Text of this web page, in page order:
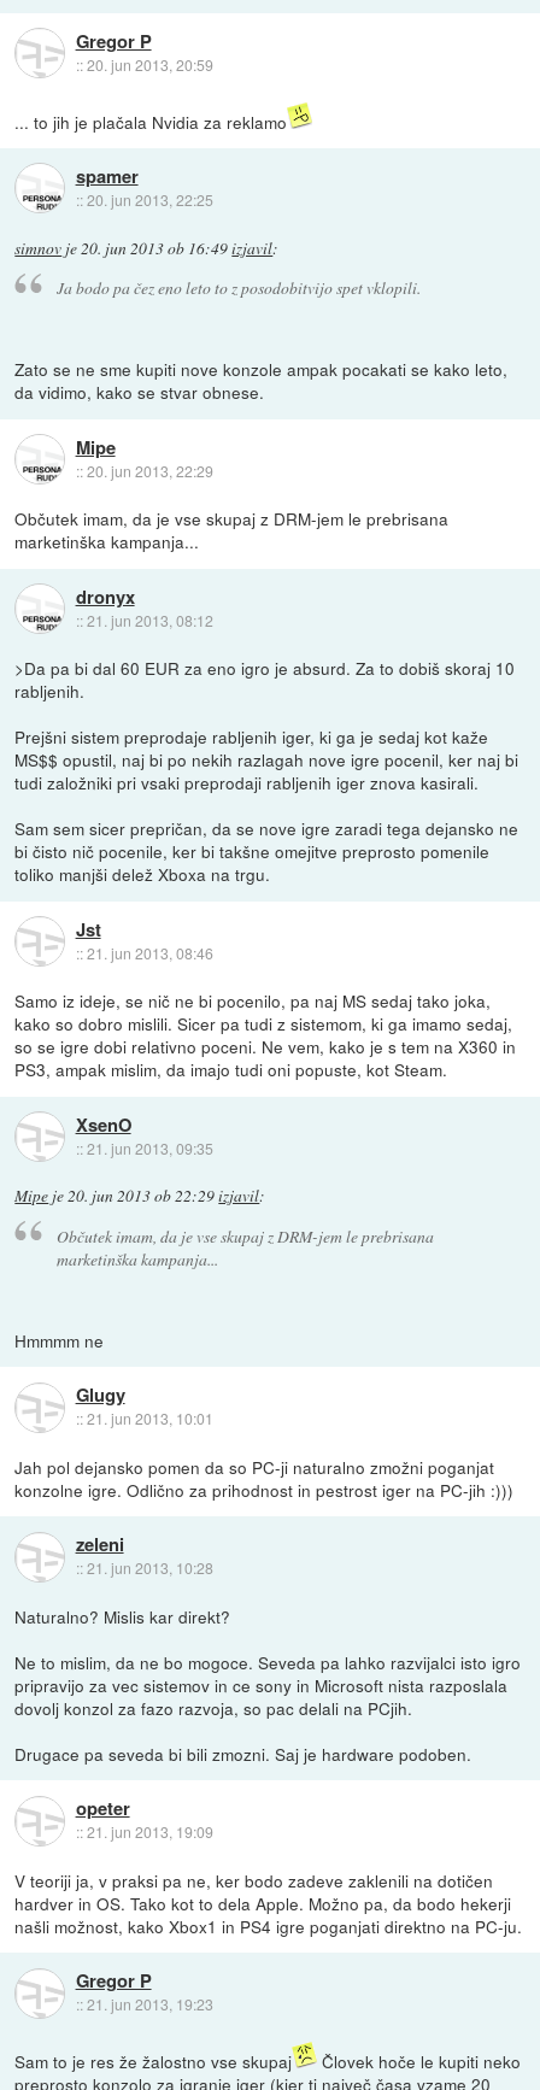
Gregor P
::20. jun 2013, 20:59
... to jih je plačala Nvidia za reklamo
spamer
::20. jun 2013, 22:25
simnov je20. jun 2013 ob 16:49izjavil:
Ja bodo pa čez eno leto to z posodobitvijo spet vklopili.
Zato se ne sme kupiti nove konzole ampak pocakati se kako leto,
da vidimo, kako se stvar obnese.
Mipe
::20. jun 2013, 22:29
Občutek imam, da je vse skupaj z DRM-jem le prebrisana
marketinška kampanja...
dronyx
::21. jun 2013, 08:12
>Da pa bi dal 60 EUR za eno igro je absurd. Za to dobiš skoraj 10
rabljenih.
Prejšni sistem preprodaje rabljenih iger, ki ga je sedaj kot kaže
MS$$ opustil, naj bi po nekih razlagah nove igre pocenil, ker naj bi
tudi založniki pri vsaki preprodaji rabljenih iger znova kasirali.
Sam sem sicer prepričan, da se nove igre zaradi tega dejansko ne
bi čisto nič pocenile, ker bi takšne omejitve preprosto pomenile
toliko manjši delež Xboxa na trgu.
Jst
::21. jun 2013, 08:46
Samo iz ideje, se nič ne bi pocenilo, pa naj MS sedaj tako joka,
kako so dobro mislili. Sicer pa tudi z sistemom, ki ga imamo sedaj,
so se igre dobi relativno poceni. Ne vem, kako je s tem na X360 in
PS3, ampak mislim, da imajo tudi oni popuste, kot Steam.
XsenO
::21. jun 2013, 09:35
Mipe je20. jun 2013 ob 22:29izjavil:
Občutek imam, da je vse skupaj z DRM-jem le prebrisana
marketinška kampanja...
Hmmmm ne
Glugy
::21. jun 2013, 10:01
Jah pol dejansko pomen da so PC-ji naturalno zmožni poganjat
konzolne igre. Odlično za prihodnost in pestrost iger na PC-jih :)))
zeleni
::21. jun 2013, 10:28
Naturalno? Mislis kar direkt?
Ne to mislim, da ne bo mogoce. Seveda pa lahko razvijalci isto igro
pripravijo za vec sistemov in ce sony in Microsoft nista razposlala
dovolj konzol za fazo razvoja, so pac delali na PCjih.
Drugace pa seveda bi bili zmozni. Saj je hardware podoben.
opeter
::21. jun 2013, 19:09
V teoriji ja, v praksi pa ne, ker bodo zadeve zaklenili na dotičen
hardver in OS. Tako kot to dela Apple. Možno pa, da bodo hekerji
našli možnost, kako Xbox1 in PS4 igre poganjati direktno na PC-ju.
Gregor P
::21. jun 2013, 19:23
Sam to je res že žalostno vse skupaj
Človek hoče le kupiti neko
preprosto konzolo za igranje iger (kjer ti največ časa vzame 20